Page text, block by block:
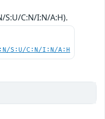
S:U/C:N/I:N/A:H).
S:U/C:N/I:N/A:H